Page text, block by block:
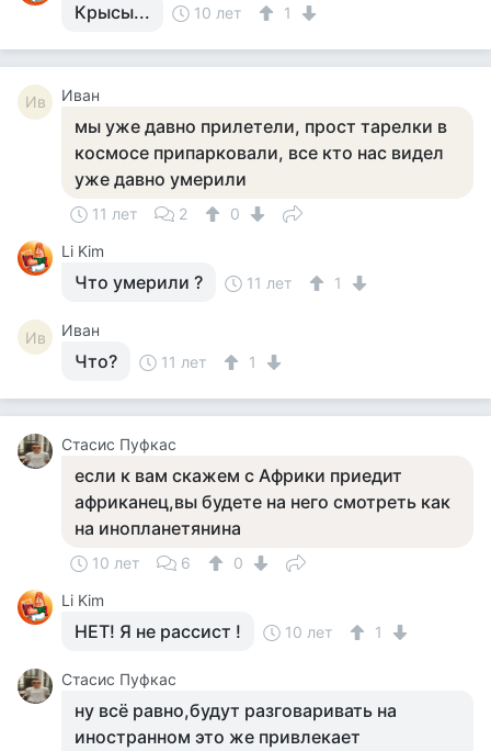
Крысы... 10 лет 1
Ив Иван
мы уже давно прилетели, прост тарелки в
космосе припарковали, все кто нас видел
уже давно умерили
11 лет 2
0
Li Kim
Что умерили ? 11 лет 1
Ив Иван
Что? 11 лет 1
Стасис Пуфкас
если к вам скажем с Африки приедит
африканец,вы будете на него смотреть как
на инопланетянина
10 лет 6
0
Li Kim
НЕТ! Я не рассист ! 10 лет 1
Стасис Пуфкас
ну всё равно,будут разговаривать на
иностранном это же привлекает